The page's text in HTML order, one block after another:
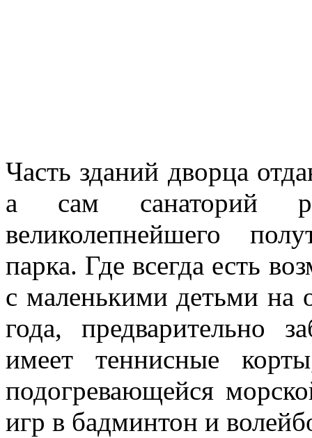
Часть зданий дворца
а сам санаторий
великолепнейшего
парка. Где всегда есть
с маленькими детьми на
года, предварительно
имеет теннисные
подогревающейся
игр в бадминтон и